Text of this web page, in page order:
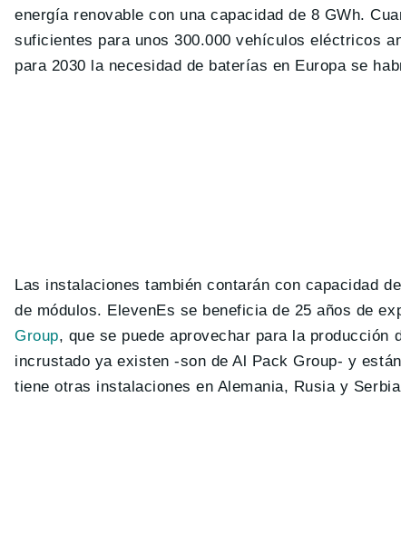
energía renovable con una capacidad de 8 GWh.
suficientes para unos 300.000 vehículos eléctricos
para 2030 la necesidad de baterías en Europa se
Las instalaciones también contarán con capacidad
de módulos. ElevenEs se beneficia de 25 años de
Group, que se puede aprovechar para la
incrustado ya existen -son de Al Pack Group- y
tiene otras instalaciones en Alemania, Rusia y